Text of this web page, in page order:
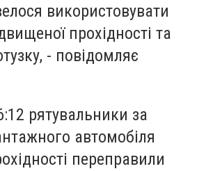
використовувати
прохідності та
- повідомляє
рятувальники за
автомобіля
переправили